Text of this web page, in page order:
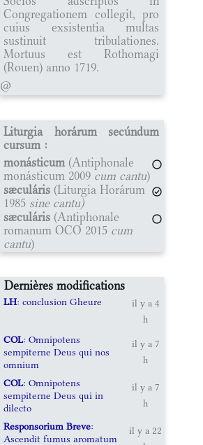
Congregationem collegit, pro
cuius exsistentia multas
sustinuit tribulationes.
Mortuus est Rothomagi
(Rouen) anno 1719.
@
Liturgia horárum secúndum
cursum :
monásticum (Antiphonale
monásticum 2009 cum cantu)
sæculáris (Liturgia Horárum
1985 sine cantu)
sæculáris (Antiphonale
romanum OCO 2015 cum
cantu)
Dernières modifications
LH: conclusion Gheure
il y a 4
h
COL: Omnipotens
sempiterne Deus qui nos
omnium
il y a 7
h
COL: Omnipotens
sempiterne Deus qui in
dilecto
il y a 7
h
Responsorium Breve:
Ascendit fumus aromatum
il y a 22